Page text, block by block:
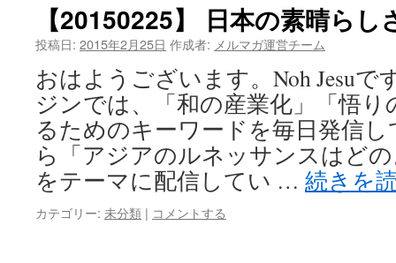
【20150225】 日本の素晴ら
投稿日: 2015年2月25日 作成者: メルマガ運営チーム
おはようございます。Noh Jesuで
ジンでは、「和の産業化」「悟
るためのキーワードを毎日発信
ら「アジアのルネッサンスはど
をテーマに配信してい … 続きを
カテゴリー: 未分類 | コメントする